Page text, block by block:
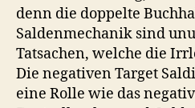
denn die doppelte
Saldenmechanik sind
Tatsachen, welche die
Die negativen Target
eine Rolle wie das